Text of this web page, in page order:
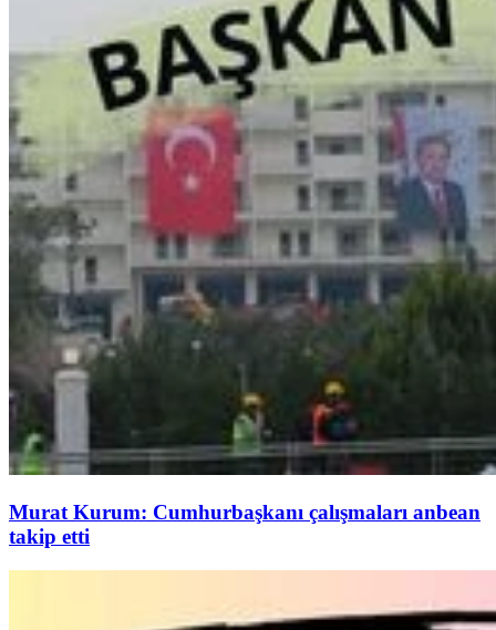
Murat Kurum: Cumhurbaşkanı çalışmaları anbean
takip etti